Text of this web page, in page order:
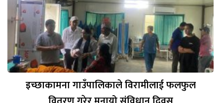
इच्छाकामना गाउँपालिकाले विरामीलाई फलफुल